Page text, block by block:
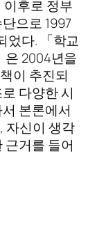
이후로 정부
으로 1997
었다. 「학교
은 2004년을
이 추진되
다양한 시
본론에서
자신이 생각
근거를 들어